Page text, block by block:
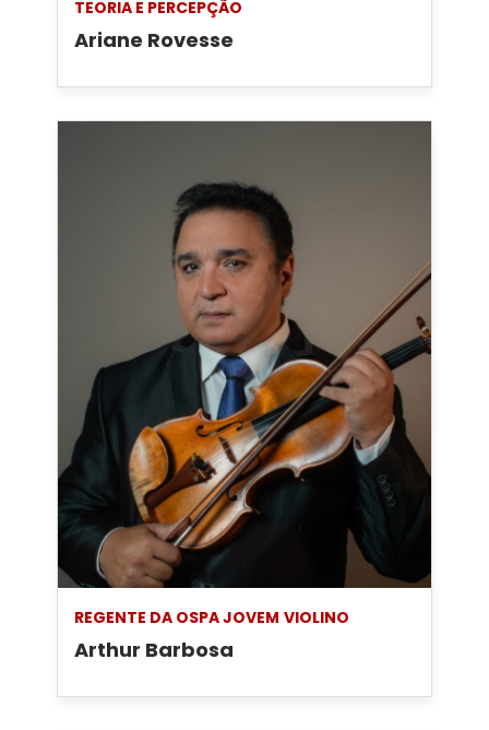
TEORIA E PERCEPÇÃO
Ariane Rovesse
REGENTE DA OSPA JOVEM VIOLINO
Arthur Barbosa